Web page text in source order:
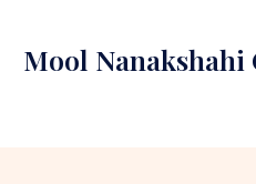
contentMool Nanakshahi